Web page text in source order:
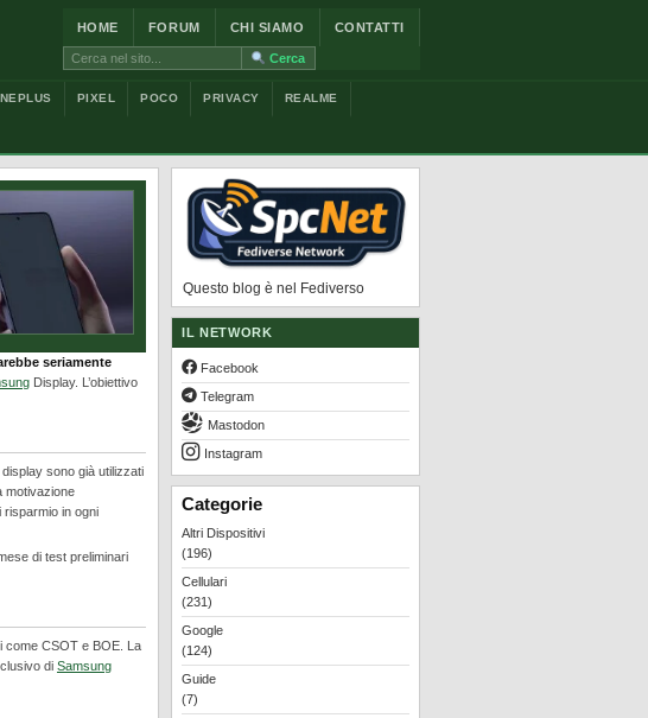
HOME FORUM CHI SIAMO CONTATTI
Cerca: Cerca
PIXEL POCO PRIVACY REALME
seriamente
Display. L’obiettivo
sono già utilizzati
motivazione
risparmio in ogni
di test preliminari
come CSOT e BOE. La
di Samsung
Questo blog è nel Fediverso
IL NETWORK
Facebook
Telegram
Mastodon
Instagram
Categorie
Altri Dispositivi
(196)
Cellulari
(231)
Google
(124)
Guide
(7)